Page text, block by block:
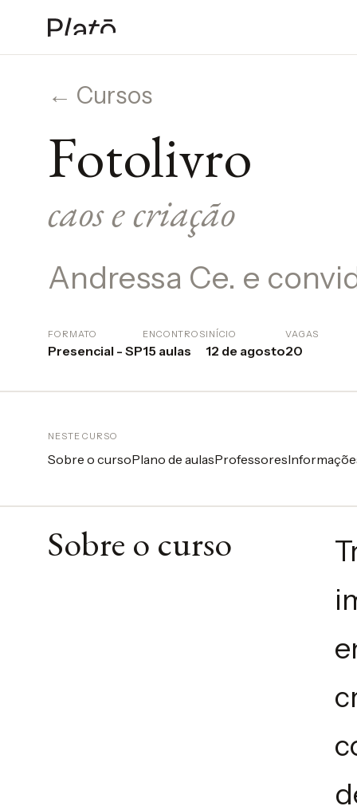
← Cursos
Fotolivro
caos e criação
Andressa Ce. e
FORMATO
Presencial - SP
ENCONTROS
15 aulas
INÍCIO
12 de agosto
VAGAS
20
Carregando opções...
NESTE CURSO
Sobre o cursoPlano de aulasProfessores
Sobre o curso